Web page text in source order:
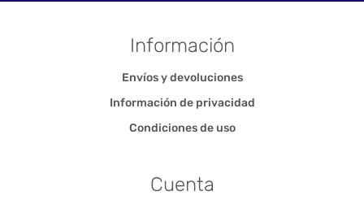
Información
Envíos y devoluciones
Información de privacidad
Condiciones de uso
Cuenta